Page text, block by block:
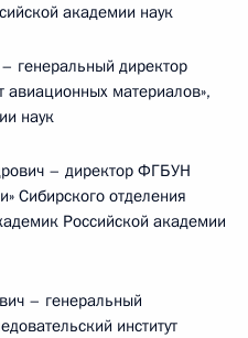
академии наук
генеральный директор
авиационных материалов»,
наук
– директор ФГБУН
Сибирского отделения
Российской академии
– генеральный
институт